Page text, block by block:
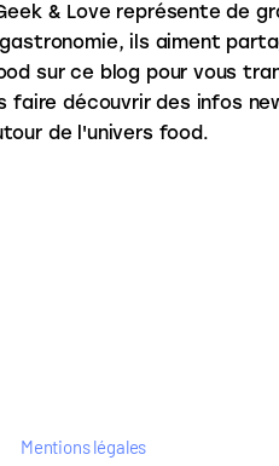
& Love représente de
ils aiment
sur ce blog pour vous
faire découvrir des infos
de l'univers food.
Mentions légales